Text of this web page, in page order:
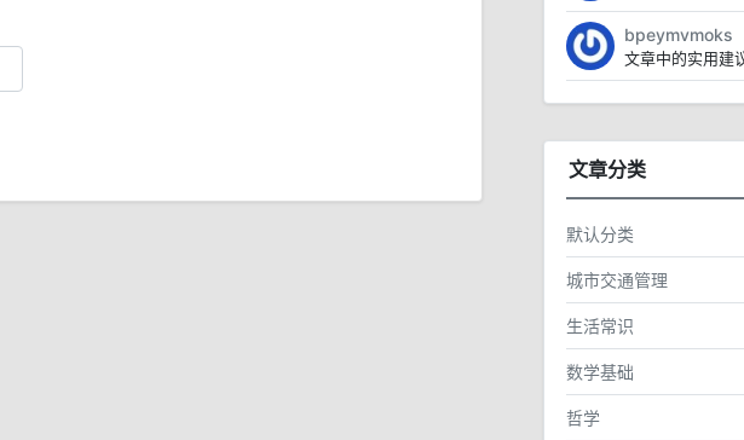
bpeymvmoks
文章分类
默认分类
城市交通管理
生活常识
数学基础
哲学